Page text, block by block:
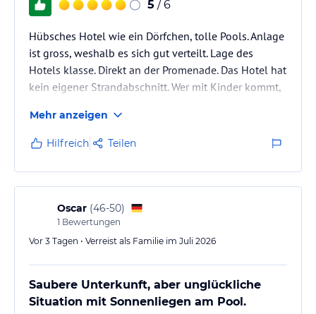
5 / 6
Hübsches Hotel wie ein Dörfchen, tolle Pools. Anlage
ist gross, weshalb es sich gut verteilt. Lage des
Hotels klasse. Direkt an der Promenade. Das Hotel hat
kein eigener Strandabschnitt. Wer mit Kinder kommt,
werden. In den kleineren Pools sind keine Bälle,
Ringe oder Kopfsprünge erlaubt.
Mehr anzeigen
Hilfreich Teilen
Oscar (46-50)
1 Bewertungen
Vor 3 Tagen • Verreist als Familie im Juli 2026
Saubere Unterkunft, aber unglückliche
Situation mit Sonnenliegen am Pool.